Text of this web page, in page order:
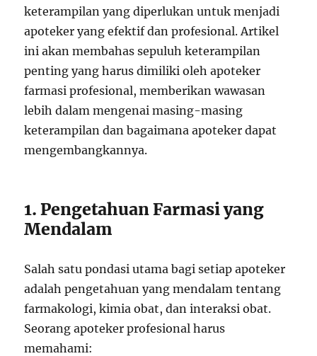
keterampilan yang diperlukan untuk menjadi
apoteker yang efektif dan profesional. Artikel
ini akan membahas sepuluh keterampilan
penting yang harus dimiliki oleh apoteker
farmasi profesional, memberikan wawasan
lebih dalam mengenai masing-masing
keterampilan dan bagaimana apoteker dapat
mengembangkannya.
1. Pengetahuan Farmasi yang
Mendalam
Salah satu pondasi utama bagi setiap apoteker
adalah pengetahuan yang mendalam tentang
farmakologi, kimia obat, dan interaksi obat.
Seorang apoteker profesional harus
memahami: